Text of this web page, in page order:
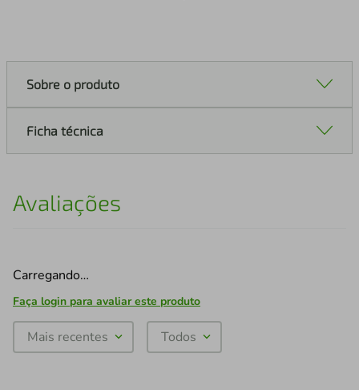
Sobre o produto
Ficha técnica
Avaliações
Carregando…
Faça login para avaliar este produto
Mais recentes Todos